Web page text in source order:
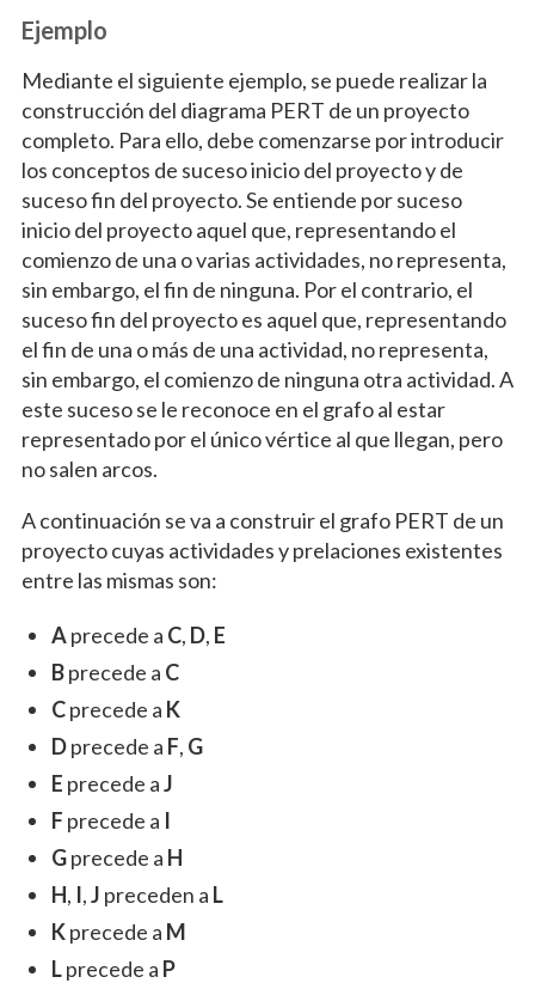
Ejemplo
Mediante el siguiente ejemplo, se puede realizar la
construcción del diagrama PERT de un proyecto
completo. Para ello, debe comenzarse por introducir
los conceptos de suceso inicio del proyecto y de
suceso fin del proyecto. Se entiende por suceso
inicio del proyecto aquel que, representando el
comienzo de una o varias actividades, no representa,
sin embargo, el fin de ninguna. Por el contrario, el
suceso fin del proyecto es aquel que, representando
el fin de una o más de una actividad, no representa,
sin embargo, el comienzo de ninguna otra actividad. A
este suceso se le reconoce en el grafo al estar
representado por el único vértice al que llegan, pero
no salen arcos.
A continuación se va a construir el grafo PERT de un
proyecto cuyas actividades y prelaciones existentes
entre las mismas son:
Aprecede a C, D, E
Bprecede a C
Cprecede a K
Dprecede a F, G
E precede aJ
F precede a I
Gprecede a H
H, I,J preceden a L
Kprecede a M
Lprecede a P